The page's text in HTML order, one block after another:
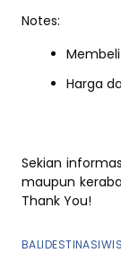
Notes:
Harga
Sekian
maupun
Thank You!
BALIDESTINASI